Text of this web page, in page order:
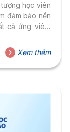
học viên
đảm bảo nền
cả ứng viên,
nghiệp các
Du lịch và Lữ
Xem thêm